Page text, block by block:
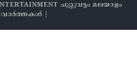
ചുറ്റുവട്ടം മലയാളം
വാര്‍ത്തകൾ |